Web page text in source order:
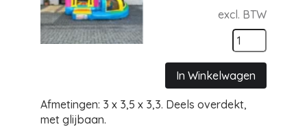
excl. BTW
In Winkelwagen
Afmetingen: 3 x 3,5 x 3,3. Deels overdekt,
met glijbaan.